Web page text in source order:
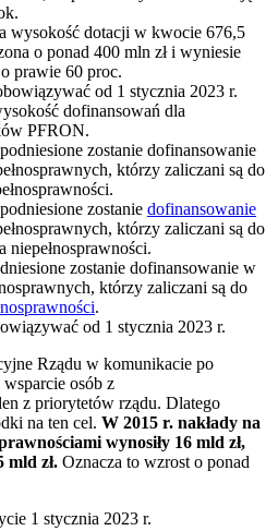
wysokość dotacji w kwocie 676,5
o ponad 400 mln zł i wyniesie
prawie 60 proc.
od 1 stycznia 2023 r.
dofinansowań dla
PFRON.
zostanie dofinansowanie
którzy zaliczani są do
zostanie dofinansowanie
którzy zaliczani są do
niepełnosprawności.
zostanie dofinansowanie w
którzy zaliczani są do
.
od 1 stycznia 2023 r.
Rządu w komunikacie po
osób z
z priorytetów rządu. Dlatego
na ten cel. W 2015 r. nakłady na
wynosiły 16 mld zł,
mld zł. Oznacza to wzrost o ponad
1 stycznia 2023 r.